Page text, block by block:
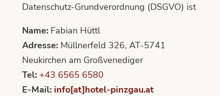
Datenschutz-Grundverordnung (DSGVO) ist
Name: Fabian Hüttl
Adresse: Müllnerfeld 326, AT-5741
Neukirchen am Großvenediger
Tel: +43 6565 6580
E-Mail: info[at]hotel-pinzgau.at